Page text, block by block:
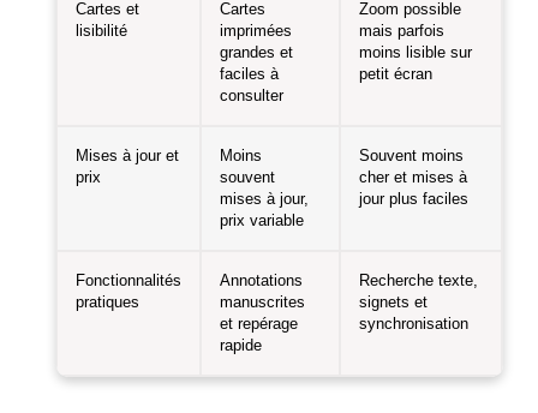
Cartes et
lisibilité
Cartes
imprimées
grandes et
faciles à
consulter
Zoom possible
mais parfois
moins lisible sur
petit écran
Mises à jour et
prix
Moins
souvent
mises à jour,
prix variable
Souvent moins
cher et mises à
jour plus faciles
Fonctionnalités
pratiques
Annotations
manuscrites
et repérage
rapide
Recherche texte,
signets et
synchronisation